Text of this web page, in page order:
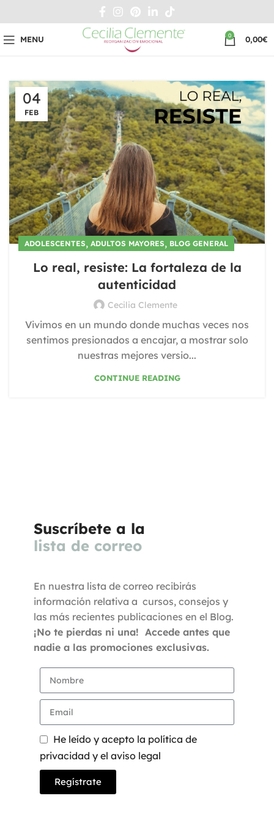
MENU 0 0,00€
04
FEB
ADOLESCENTES, ADULTOS MAYORES, BLOG GENERAL
Lo real, resiste: La fortaleza de la
autenticidad
Cecilia Clemente
Vivimos en un mundo donde muchas veces nos
sentimos presionados a encajar, a mostrar solo
nuestras mejores versio...
CONTINUE READING
Suscríbete a la
lista de correo
En nuestra lista de correo recibirás
información relativa a cursos, consejos y
las más recientes publicaciones en el Blog.
¡No te pierdas ni una! Accede antes que
nadie a las promociones exclusivas.
He leído y acepto la política de
privacidad y el aviso legal
Regístrate